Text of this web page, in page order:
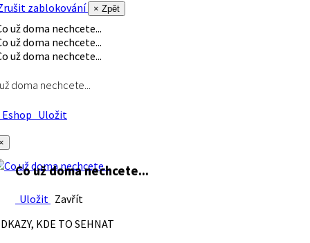
zablokování
× Zpět
doma nechcete...
Uložit
Co už doma nechcete...
Uložit Zavřít
KDE TO SEHNAT